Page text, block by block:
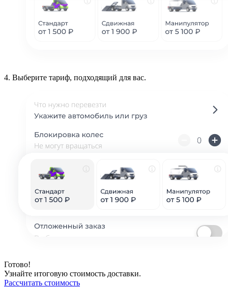
4. Выберите тариф, подходящий для вас.
Готово!
Узнайте итоговую стоимость доставки.
Рассчитать стоимость